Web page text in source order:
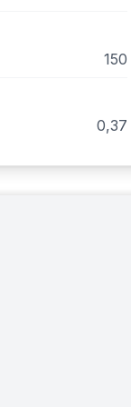
150
0,37